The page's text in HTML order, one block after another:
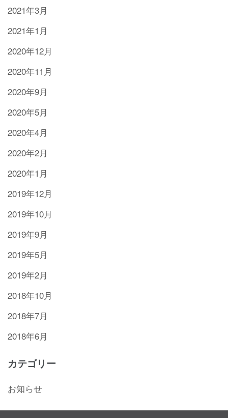
2021年3月
2021年1月
2020年12月
2020年11月
2020年9月
2020年5月
2020年4月
2020年2月
2020年1月
2019年12月
2019年10月
2019年9月
2019年5月
2019年2月
2018年10月
2018年7月
2018年6月
カテゴリー
お知らせ